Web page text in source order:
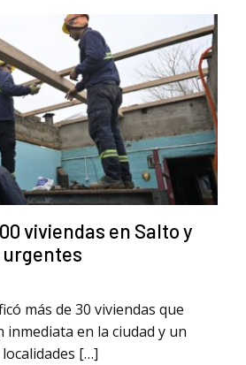
viviendas en Salto y
urgentes
más de 30 viviendas que
en la ciudad y un
[…]